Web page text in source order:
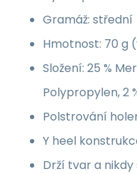
Gramáž: střední
Hmotnost: 70 g
Složení: 25 %
Polypropylen, 2
Polstrování
Y heel
Drží tvar a nikdy